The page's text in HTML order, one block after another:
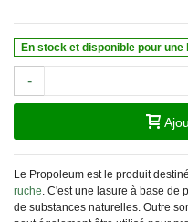
En stock et disponible pour
-
Le Propoleum est le produit
ruche. C'est une lasure à base de
de substances naturelles. Outre